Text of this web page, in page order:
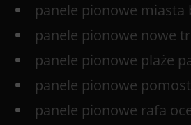
panele pionowe miasta
panele pionowe nowe
panele pionowe plaże
panele pionowe
panele pionowe rafa